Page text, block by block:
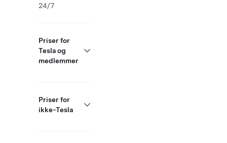
24/7
Priser for
Tesla og
medlemmer
Priser for
ikke-Tesla